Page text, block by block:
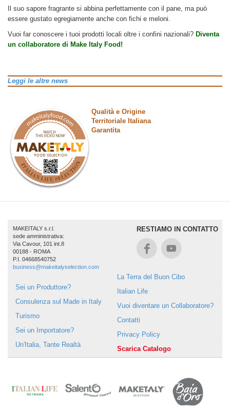
Il suo sapore fragrante si abbina perfettamente con il pane, ma può
essere gustato egregiamente anche con fichi e meloni.
Vuoi far conoscere i tuoi prodotti locali oltre i confini nazionali? Diventa
un collaboratore di Make Italy Food!
Leggi le altre news
Qualità e Origine
Territoriale Italiana
Garantita
MAKEITALY s.r.l.
sede amministrativa:
Via Cavour, 101 int.8
00188 - ROMA
P.I. 04668540752
business@makeitalyselection.com
RESTIAMO IN CONTATTO
Sei un Produttore?
Consulenza sul Made in Italy
Turismo
Sei un Importatore?
Un'Italia, Tante Realtà
La Terra del Buon Cibo
Italian Life
Vuoi diventare un Collaboratore?
Contatti
Privacy Policy
Scarica Catalogo